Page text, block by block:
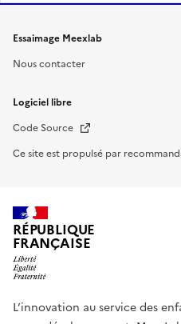
Essaimage Meexlab
Nous contacter
Logiciel libre
Code Source Nouvelle fenêtre
Ce site est propulsé par
RÉPUBLIQUE
FRANÇAISE
L’innovation au service des